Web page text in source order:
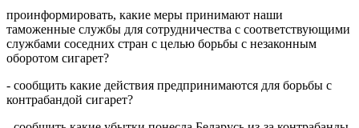
проинформировать, какие меры принимают наши
таможенные службы для сотрудничества с соответствующими
службами соседних стран с целью борьбы с незаконным
оборотом сигарет?
- сообщить какие действия предпринимаются для борьбы с
контрабандой сигарет?